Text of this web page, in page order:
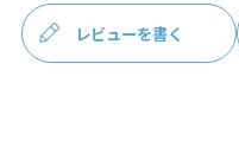
す。
内側にはカードポ
時に必要な通帳、
レビューを書く